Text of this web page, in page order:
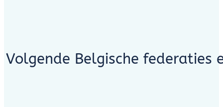
Volgende Belgische federaties